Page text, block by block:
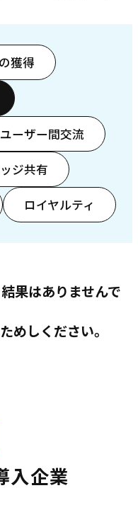
獲得
ユーザー間交流
ジ共有
ロイヤルティ
果はありませんで
めしください。
入企業